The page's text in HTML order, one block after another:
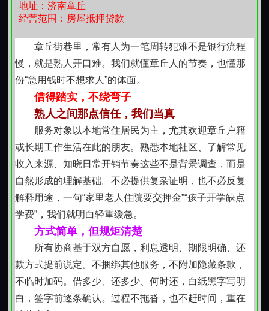
从初步沟通到较终落实，每个环节均保持信息同
步。资料提交后，工作人员会就材料完整性、补充要点
及后续步骤作清晰说明；面谈或线上交流中，对利率构
成、还款周期、资金到账方式等关键要素进行逐项确
认；签署前确保申请人充分理解协议内容，无隐藏条
款，无模糊表述。整个过程强调双向确认，而非单向输
坚持本地化服务逻辑
历城区居民在申请过程中享有天然便利：熟悉区域
生活成本水平，了解常见行业经营周期，能结合社区环
境评估实际还款能力。这种在地经验使服务更贴近真实
生活图景，避免脱离实际的风控假设。同时，也便于后
续必要时开展温和、理性的沟通协调，始终以解决问题
为导向。
重视长期关系建设
一次借款不是终点，而是建立可持续互动的起点。
对于按时履约的客户，后续如有类似需求，可在原有基
础上优化响应节奏与服务细节；对于因客观原因需调整
地址：济南章丘
经营范围：房屋抵押贷款
章丘街巷里，常有人为一笔周转犯难不是银行流程
慢，就是熟人开口难。我们就懂章丘人的节奏，也懂那
份“急用钱时不想求人”的体面。
借得踏实，不绕弯子
熟人之间那点信任，我们当真
服务对象以本地常住居民为主，尤其欢迎章丘户籍
或长期工作生活在此的朋友。熟悉本地社区、了解常见
收入来源、知晓日常开销节奏这些不是背景调查，而是
自然形成的理解基础。不必提供复杂证明，也不必反复
解释用途，一句“家里老人住院要交押金”“孩子开学缺点
学费”，我们就明白轻重缓急。
方式简单，但规矩清楚
所有协商基于双方自愿，利息透明、期限明确、还
款方式提前说定。不捆绑其他服务，不附加隐藏条款，
不临时加码。借多少、还多少、何时还，白纸黑字写明
白，签字前逐条确认。过程不拖沓，也不赶时间，重在